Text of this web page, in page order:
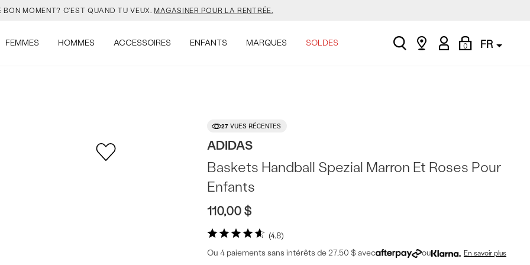
SAC JANSPORT 🎒 VIENT AVEC UN PORTE-CLÉS GRATUIT.MAGASINER.
COULEURS DE SALOMON SONT EN LIGNE. FAIS VITE.MAGASINER.
COULEURS DE SALOMON SONT EN LIGNE. FAIS VITE. MAGASINER.
FEMMES HOMMES ACCESSOIRES ENFANTS MARQUES SOLDES search
Find
My
Account
0
Shopping
Bag
FR
27 VUES RÉCENTES
ADIDAS
4.8
Baskets Handball Spezial Marron Et Roses Pour
Enfants
110,00 $
Ou 4 paiements sans intérêts de 27,50 $ avec ou En savoir plus